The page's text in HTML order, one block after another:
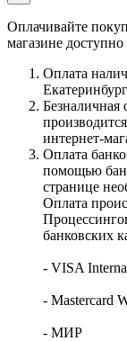
Оплачивайте
магазине
Оплата
интернет-
Оплата
помощью
странице
Оплата
банковских
- VISA
- Mastercard
- МИР